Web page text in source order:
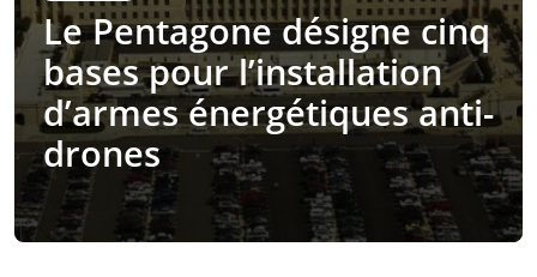
Le Pentagone désigne cinq
bases pour l’installation
d’armes énergétiques anti-
drones